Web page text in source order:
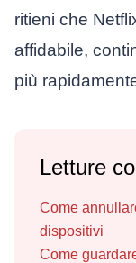
ritieni che
affidabile,
più
Letture
Come
dispositivi
Come